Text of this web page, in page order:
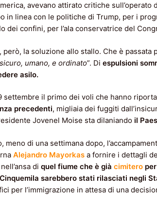
avevano attirato critiche
in linea con le politiche di Trump, per i
dei confini, per l’ala conservatrice del
però, la soluzione allo stallo. Che è passata
umano, e ordinato”. Di espulsioni
asilo.
settembre il primo dei voli che hanno
precedenti, migliaia dei fuggiti
Jovenel Moise sta dilaniando il
meno di una settimana dopo,
Alejandro Mayorkas a fornire i dettagli
di quel fiume che è già cimitero
Cinquemila sarebbero stati rilasciati negli
per l’immigrazione in attesa di una